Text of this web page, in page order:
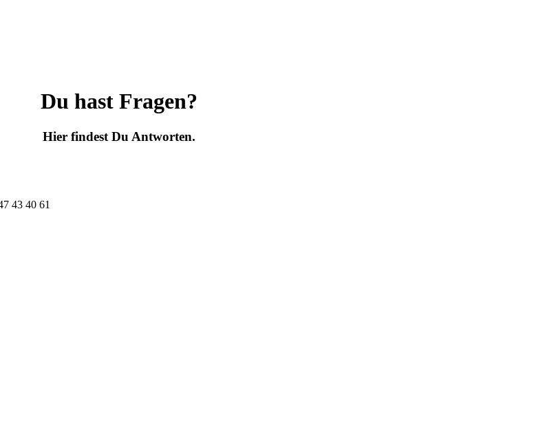
Du hast Fragen?
Hier findest Du Antworten.
43 40 61